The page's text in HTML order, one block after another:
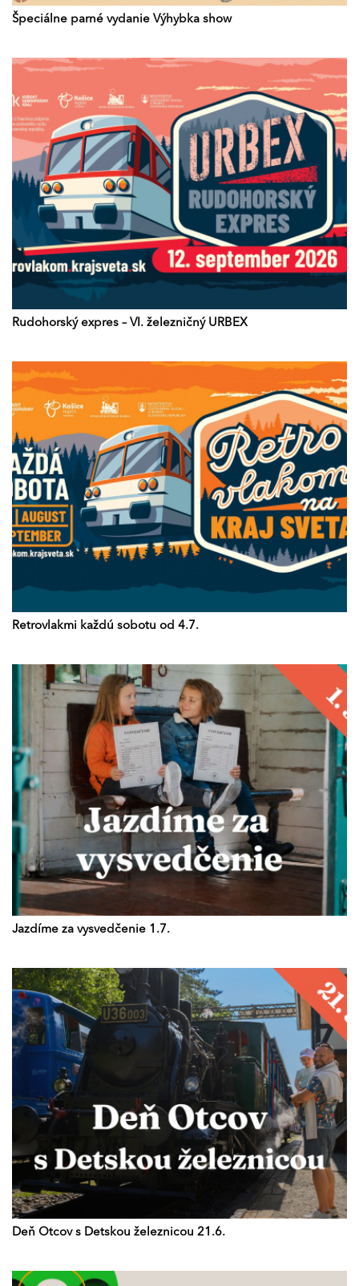
Špeciálne parné vydanie Výhybka show
Rudohorský expres – VI. železničný URBEX
Retrovlakmi každú sobotu od 4.7.
Jazdíme za vysvedčenie 1.7.
Deň Otcov s Detskou železnicou 21.6.